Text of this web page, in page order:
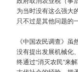
为当时没有这么强大
只不过是其他问题的
《中国农民调查》虽
没有提出发展机械化
终通过“消灭农民”来